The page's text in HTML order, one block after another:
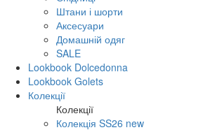
Штани і шорти
Аксесуари
Домашній одяг
SALE
Lookbook Dolcedonna
Lookbook Golets
Колекції
Колекції
Колекція SS26 new